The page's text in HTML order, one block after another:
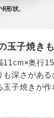
玉子焼き
11cm×奥行
も深さがあ
子焼きが作